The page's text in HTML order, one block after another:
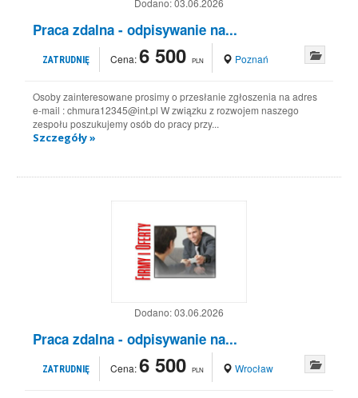
Dodano:03.06.2026
Praca zdalna - odpisywanie na...
ZATRUDNIĘ Cena:6 500 PLN Poznań
Osoby zainteresowane prosimy o przesłanie zgłoszenia na adres
e-mail : chmura12345@int.pl W związku z rozwojem naszego
zespołu poszukujemy osób do pracy przy...
Szczegóły »
Dodano:03.06.2026
Praca zdalna - odpisywanie na...
ZATRUDNIĘ Cena:6 500 PLN Wrocław